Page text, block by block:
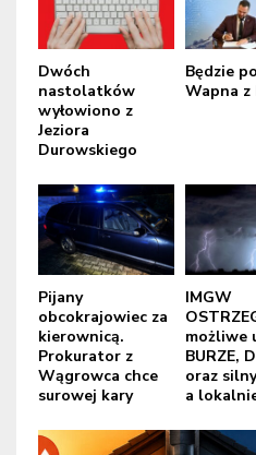
Dwóch
nastolatków
wyłowiono z
Jeziora
Durowskiego
Będzie
Wapna z
Pijany
obcokrajowiec za
kierownicą.
Prokurator z
Wągrowca chce
surowej kary
IMGW
możliwe
BURZE,
oraz
a